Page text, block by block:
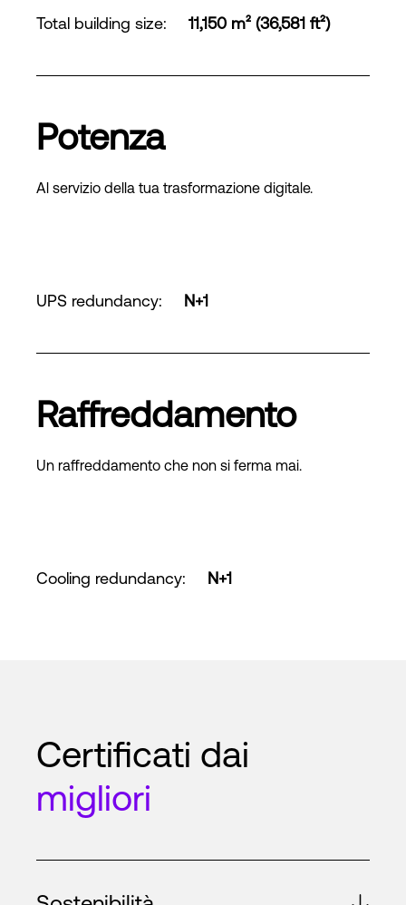
Total building size: 11,150 m² (36,581 ft²)
Potenza
Al servizio della tua trasformazione digitale.
UPS redundancy: N+1
Raffreddamento
Un raffreddamento che non si ferma mai.
Cooling redundancy: N+1
Certificati dai
migliori